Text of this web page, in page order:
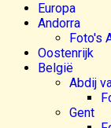
Europa
Andorra
Foto's
Oostenrijk
België
Abdij
Gent